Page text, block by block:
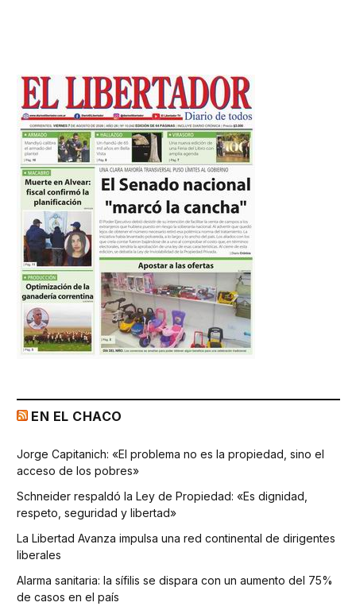
EN EL CHACO
Jorge Capitanich: «El problema no es la propiedad, sino el
acceso de los pobres»
Schneider respaldó la Ley de Propiedad: «Es dignidad,
respeto, seguridad y libertad»
La Libertad Avanza impulsa una red continental de dirigentes
liberales
Alarma sanitaria: la sífilis se dispara con un aumento del 75%
de casos en el país